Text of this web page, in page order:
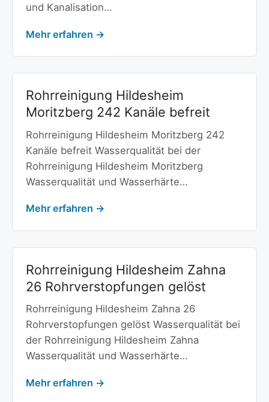
und Kanalisation…
Mehr erfahren →
Rohrreinigung Hildesheim
Moritzberg 242 Kanäle befreit
Rohrreinigung Hildesheim Moritzberg 242
Kanäle befreit Wasserqualität bei der
Rohrreinigung Hildesheim Moritzberg
Wasserqualität und Wasserhärte…
Mehr erfahren →
Rohrreinigung Hildesheim Zahna
26 Rohrverstopfungen gelöst
Rohrreinigung Hildesheim Zahna 26
Rohrverstopfungen gelöst Wasserqualität bei
der Rohrreinigung Hildesheim Zahna
Wasserqualität und Wasserhärte…
Mehr erfahren →